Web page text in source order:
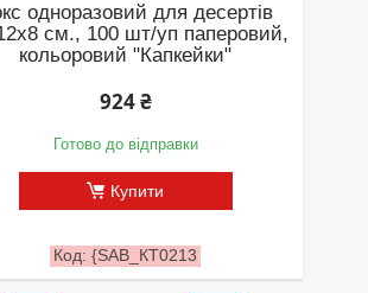
одноразовий для десертів
см., 100 шт/уп паперовий,
кольоровий "Капкейки"
924 ₴
Готово до відправки
Купити
{SAB_КТ0213